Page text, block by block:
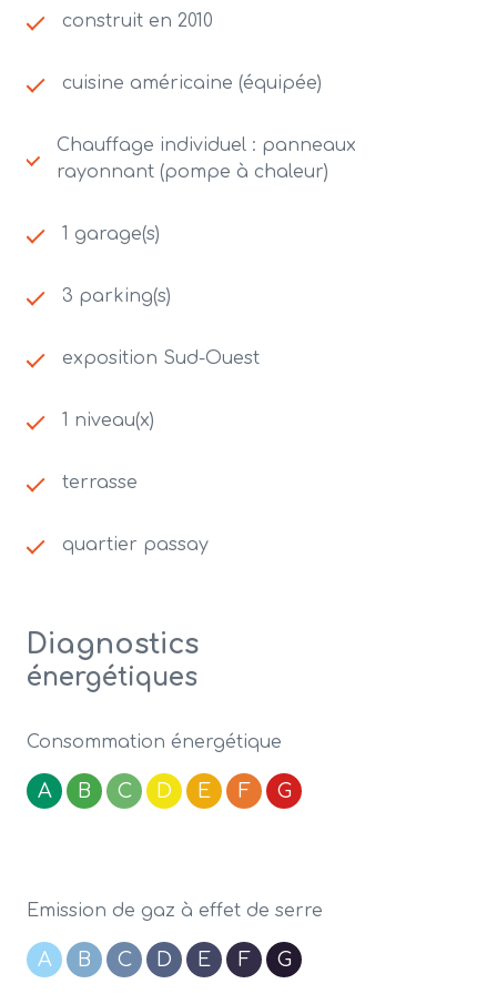
Les informations sur les risques auxquels ce
Géorisques
construit en 2010
cuisine américaine (équipée)
Chauffage individuel : panneaux
rayonnant (pompe à chaleur)
1 garage(s)
3 parking(s)
exposition Sud-Ouest
1 niveau(x)
terrasse
quartier passay
Diagnostics
énergétiques
Consommation énergétique
A B C D E F G
Emission de gaz à effet de serre
A B C D E F G